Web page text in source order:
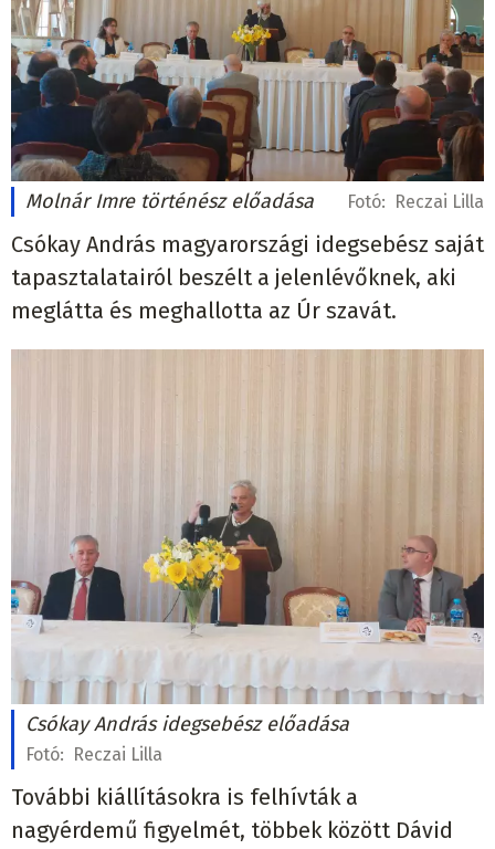
Molnár Imre történész előadása Fotó: Reczai Lilla
Csókay András magyarországi idegsebész saját
tapasztalatairól beszélt a jelenlévőknek, aki
meglátta és meghallotta az Úr szavát.
Csókay András idegsebész előadása
Fotó: Reczai Lilla
További kiállításokra is felhívták a
nagyérdemű figyelmét, többek között Dávid